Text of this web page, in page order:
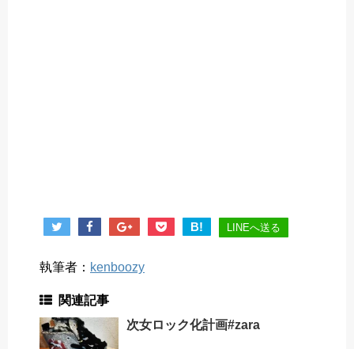
B! LINEへ送る
執筆者： kenboozy
関連記事
次女ロック化計画#zara